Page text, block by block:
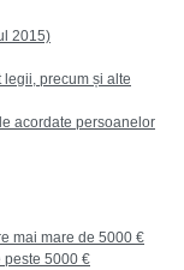
2015)
precum și alte
acordate persoanelor
mai mare de 5000 €
peste 5000 €